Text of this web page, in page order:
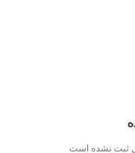
ثبت نشده است